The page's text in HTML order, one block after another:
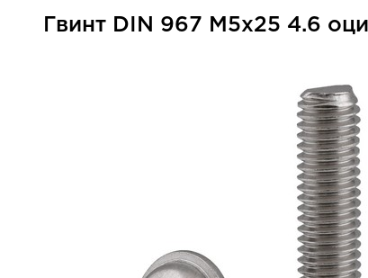
Гвинт DIN 967 М5x25 4.6